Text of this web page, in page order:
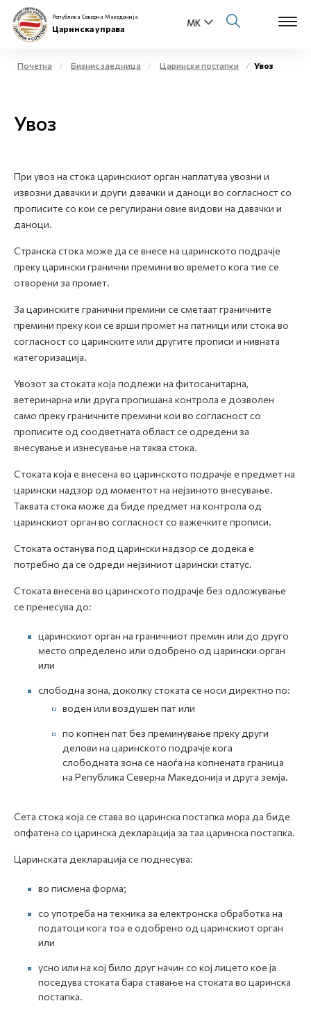
Бизнис заедница
Open
Е-Царина
Контакт
Е-Весник
Република Северна Македонија
Царинска управа
Почетна Бизнис заедница Царински постапки Увоз
Увоз
При увоз на стока царинскиот орган наплатува увозни и
извозни давачки и други давачки и даноци во согласност со
прописите со кои се регулирани овие видови на давачки и
даноци.
Странска стока може да се внесе на царинското подрачје
преку царински гранични премини во времето кога тие се
отворени за промет.
За царинските гранични премини се сметаат граничните
премини преку кои се врши промет на патници или стока во
согласност со царинските или другите прописи и нивната
категоризација.
Увозот за стоката која подлежи на фитосанитарна,
ветеринарна или друга пропишана контрола е дозволен
само преку граничните премини кои во согласност со
прописите од соодветната област се одредени за
внесување и изнесување на таква стока.
Стоката која е внесена во царинското подрачје е предмет на
царински надзор од моментот на нејзиното внесување.
Таквата стока може да биде предмет на контрола од
царинскиот орган во согласност со важечките прописи.
Стоката останува под царински надзор се додека е
потребно да се одреди нејзиниот царински статус.
Стоката внесена во царинското подрачје без одложување
се пренесува до:
царинскиот орган на граничниот премин или до друго
место определено или одобрено од царински орган
или
слободна зона, доколку стоката се носи директно по:
воден или воздушен пат или
по копнен пат без преминување преку други
делови на царинското подрачје кога
слободната зона се наоѓа на копнената граница
на Република Северна Македонија и друга земја.
Сета стока која се става во царинска постапка мора да биде
опфатена со царинска декларација за таа царинска постапка.
Царинската декларација се поднесува:
во писмена форма;
со употреба на техника за електронска обработка на
податоци кога тоа е одобрено од царинскиот орган
или
усно или на кој било друг начин со кој лицето кое ја
поседува стоката бара ставање на стоката во царинска
постапка.